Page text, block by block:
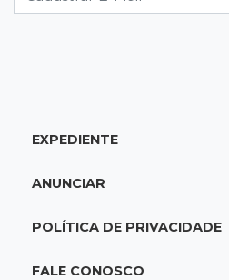
18:44Cidades
como as de estupros e
Prefeitura prevê R$ 297
EXPEDIENTE
ANUNCIAR
POLÍTICA DE PRIVACIDADE
FALE CONOSCO